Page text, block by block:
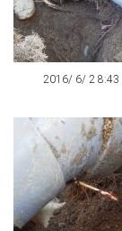
2016/ 6/ 2 8:43